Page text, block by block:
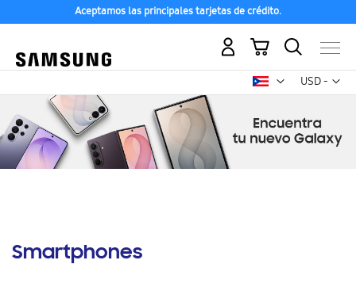
Aceptamos las principales tarjetas de crédito.
USD -
dólar
Mi carrito
Smartphones